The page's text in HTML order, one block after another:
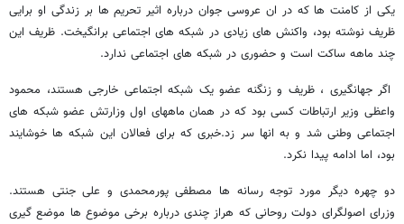
یکی از کامنت ها که در ان عروسی جوان درباره اثیر تحریم ها بر زندگی او برایی
ظریف نوشته بود، واکنش های زیادی در شبکه های اجتماعی برانگیخت. ظریف این
چند ماهه ساکت است و حضوری در شبکه های اجتماعی ندارد.
اگر جهانگیری ، ظریف و زنگنه عضو یک شبکه اجتماعی خارجی هستند، محمود
واعظی وزیر ارتباطات کسی بود که در همان ماههای اول وزارتش عضو شبکه های
اجتماعی وطنی شد و به انها سر زد.خبری که برای فعالان این شبکه ها خوشایند
بود، اما ادامه پیدا نکرد.
دو چهره دیگر مورد توجه رسانه ها مصطفی پورمحمدی و علی جنتی هستند.
وزرای اصولگرای دولت روحانی که هراز چندی درباره برخی موضوع ها موضع گیری